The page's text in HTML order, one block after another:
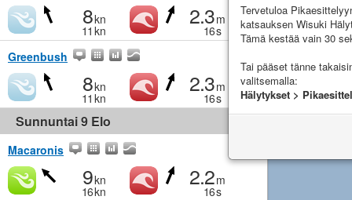
8kn
11 kn
2.3m
16s
Greenbush
8kn
11 kn
2.3m
16s
Sunnuntai 9 Elo
Macaronis
9kn
16kn
2.2m
16s
Tervetuloa
katsauksen Wisuki
Tämä kestää vain 30
Tai pääset tänne
valitsemalla:
Hälytykset >